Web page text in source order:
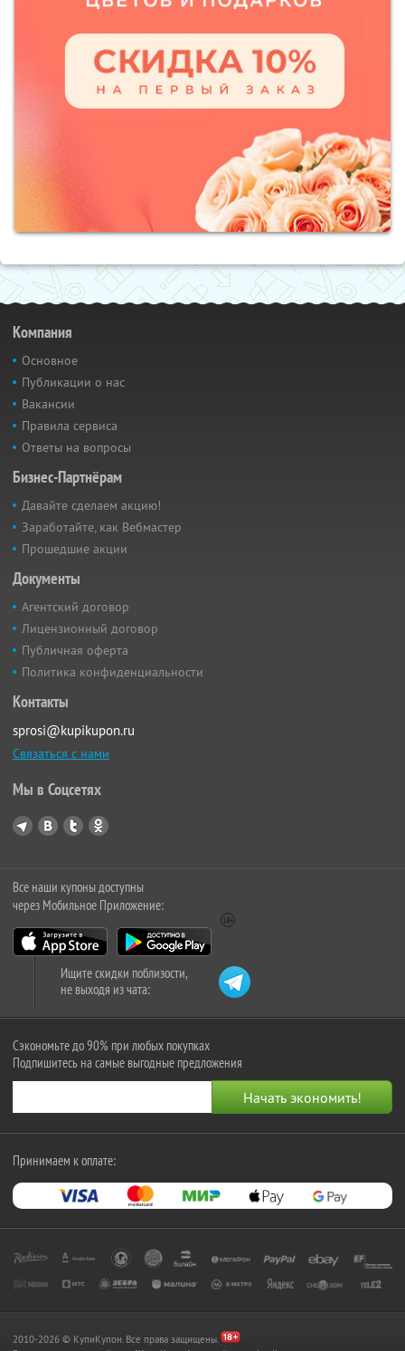
Компания
Основное
Публикации о нас
Вакансии
Правила сервиса
Ответы на вопросы
Бизнес-Партнёрам
Давайте сделаем акцию!
Заработайте, как Вебмастер
Прошедшие акции
Документы
Агентский договор
Лицензионный договор
Публичная оферта
Политика конфиденциальности
Контакты
sprosi@kupikupon.ru
Связаться с нами
Мы в Соцсетях
Все наши купоны доступны
через Мобильное Приложение:
Ищите скидки поблизости,
не выходя из чата:
Сэкономьте до 90% при любых покупках
Подпишитесь на самые выгодные предложения
Принимаем к оплате:
2010-2026 © КупиКупон. Все права защищены.